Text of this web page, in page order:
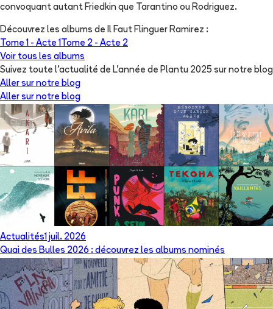
convoquant autant Friedkin que Tarantino ou Rodriguez.
Découvrez les albums de Il Faut Flinguer Ramirez :
Tome 1 - Acte 1 Tome 2 - Acte 2
Voir tous les albums
Suivez toute l'actualité de L'année de Plantu 2025 sur notre blog
Aller sur notre blog
Aller sur notre blog
Actualités1 juil. 2026
Quai des Bulles 2026 : découvrez les albums nominés